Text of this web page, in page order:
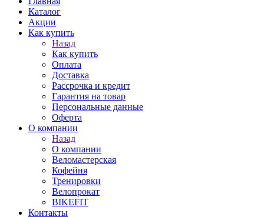
Каталог
Акции
Как купить
Назад
Как купить
Оплата
Доставка
Рассрочка и кредит
Гарантия на товар
Персональные данные
Оферта
О компании
Назад
О компании
Веломастерская
Кофейня
Тренировки
Велопрокат
BIKEFIT
Контакты